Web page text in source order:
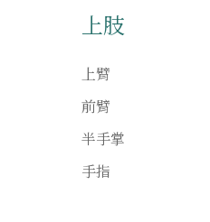
上肢
上臂
前臂
半手掌
手指